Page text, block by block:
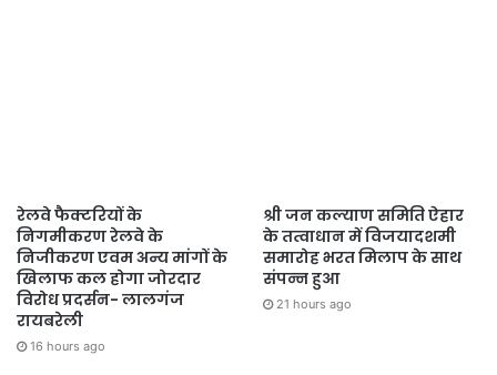
रेलवे फैक्टरियों के
निगमीकरण रेलवे के
निजीकरण एवम अन्य मांगों के
खिलाफ कल होगा जोरदार
विरोध प्रदर्सन- लालगंज
रायबरेली
16 hours ago
श्री जन कल्याण समिति ऐहार
के तत्वाधान में विजयादशमी
समारोह भरत मिलाप के साथ
संपन्न हुआ
21 hours ago